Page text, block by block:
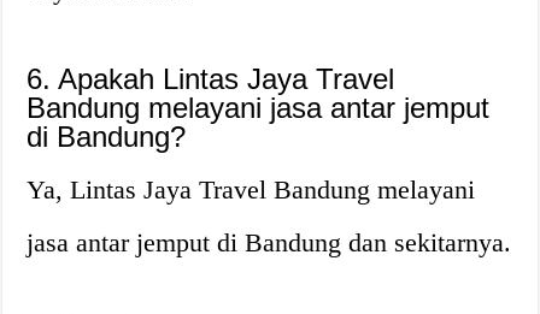
6. Apakah Lintas Jaya Travel
Bandung melayani jasa antar jemput
di Bandung?
Ya, Lintas Jaya Travel Bandung melayani
jasa antar jemput di Bandung dan sekitarnya.